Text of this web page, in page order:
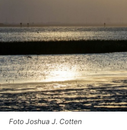
Foto Joshua J. Cotten